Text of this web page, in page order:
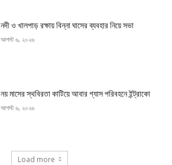
নদী ও খালপাড় রক্ষায় বিন্না ঘাসের ব্যবহার নিয়ে সভা
আগস্ট ৬, ২০২৬
নয় মাসের স্থবিরতা কাটিয়ে আবার গ্যাস পরিবহনে ইন্ট্রাকো
আগস্ট ৬, ২০২৬
Load more